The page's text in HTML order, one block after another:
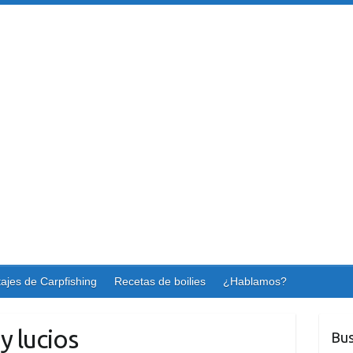
de Carpfishing Recetas de boilies ¿Hablamos?
lucios